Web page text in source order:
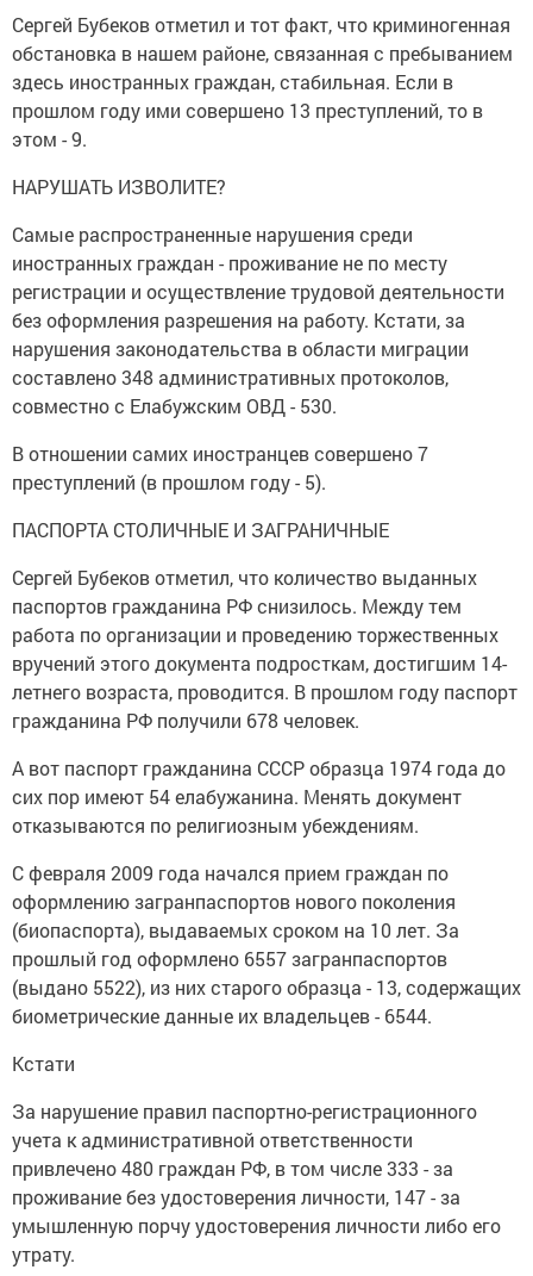
Сергей Бубеков отметил и тот факт, что криминогенная
обстановка в нашем районе, связанная с пребыванием
здесь иностранных граждан, стабильная. Если в
прошлом году ими совершено 13 преступлений, то в
этом - 9.
НАРУШАТЬ ИЗВОЛИТЕ?
Самые распространенные нарушения среди
иностранных граждан - проживание не по месту
регистрации и осуществление трудовой деятельности
без оформления разрешения на работу. Кстати, за
нарушения законодательства в области миграции
составлено 348 административных протоколов,
совместно с Елабужским ОВД - 530.
В отношении самих иностранцев совершено 7
преступлений (в прошлом году - 5).
ПАСПОРТА СТОЛИЧНЫЕ И ЗАГРАНИЧНЫЕ
Сергей Бубеков отметил, что количество выданных
паспортов гражданина РФ снизилось. Между тем
работа по организации и проведению торжественных
вручений этого документа подросткам, достигшим 14-
летнего возраста, проводится. В прошлом году паспорт
гражданина РФ получили 678 человек.
А вот паспорт гражданина СССР образца 1974 года до
сих пор имеют 54 елабужанина. Менять документ
отказываются по религиозным убеждениям.
С февраля 2009 года начался прием граждан по
оформлению загранпаспортов нового поколения
(биопаспорта), выдаваемых сроком на 10 лет. За
прошлый год оформлено 6557 загранпаспортов
(выдано 5522), из них старого образца - 13, содержащих
биометрические данные их владельцев - 6544.
Кстати
За нарушение правил паспортно-регистрационного
учета к административной ответственности
привлечено 480 граждан РФ, в том числе 333 - за
проживание без удостоверения личности, 147 - за
умышленную порчу удостоверения личности либо его
утрату.